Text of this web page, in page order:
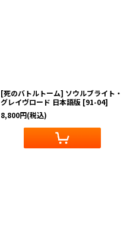
[死のバトルトーム] ソウルブライト・
グレイヴロード 日本語版 [91-04]
8,800円(税込)